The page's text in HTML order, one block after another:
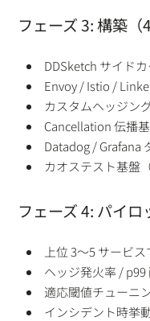
フェーズ 3: 構築（
DDSketch サイド
Envoy / Istio /
カスタムヘッジン
Cancellation 伝播基
Datadog / Grafana
カオステスト基盤
フェーズ 4: パイロ
上位 3〜5 サービ
ヘッジ発火率 /
適応閾値チューニ
インシデント時挙